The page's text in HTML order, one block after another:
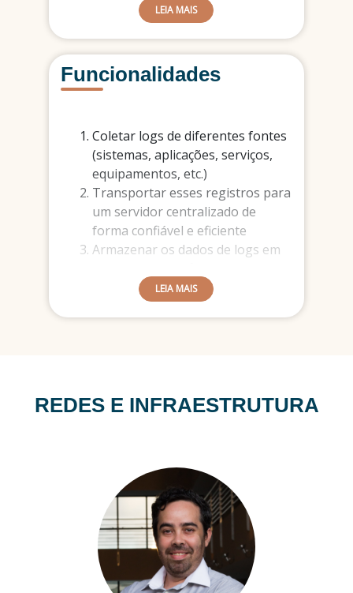
LEIA MAIS
Funcionalidades
Coletar logs de diferentes fontes
(sistemas, aplicações, serviços,
equipamentos, etc.)
Transportar esses registros para
um servidor centralizado de
forma confiável e eficiente
Armazenar os dados de logs em
escalável de forma padronizada
LEIA MAIS
REDES E INFRAESTRUTURA